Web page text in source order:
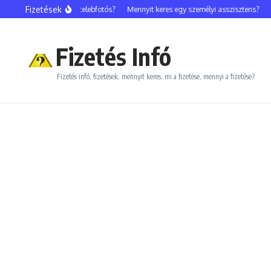
Ugrás a tartalomhoz
Fizetések
Mennyit keres egy celebfotós? Mennyit keres egy személyi asszisztens?
Fizetés Infó
Fizetés infó, fizetések, mennyit keres, mi a fizetése, mennyi a fizetése?